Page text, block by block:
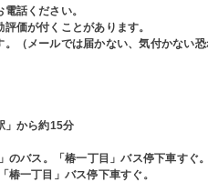
話ください。
価が付くことがあります。
（メールでは届かない、気付かない
」から約15分
のバス。「椿一丁目」バス停下車すぐ
一丁目」バス停下車すぐ。